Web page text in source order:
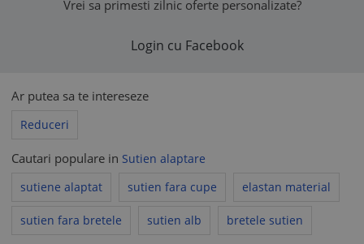
vânzătorului nu pot contraveni prevederilor Acordului de
utilizare al www.okazii.ro, nici legislației aplicabile.
încalcă legea sau Acordul de utilizare, acestea se consideră
nescrise, fiind aplicabile prevederile legale corespunzătoare
sau prevederile
Vrei sa primesti zilnic oferte personalizate?
Login cu Facebook
Ar putea sa te intereseze
Reduceri
Cautari populare in Sutien alaptare
sutiene alaptat
sutien fara cupe elastan material
sutien fara bretele sutien alb bretele sutien